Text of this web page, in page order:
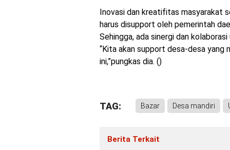
Inovasi dan kreatifitas masyarakat
harus disupport oleh pemerintah
Sehingga, ada sinergi dan
“Kita akan support desa-desa
ini,”pungkas dia. ()
TAG: Bazar Desa mandiri
Berita Terkait